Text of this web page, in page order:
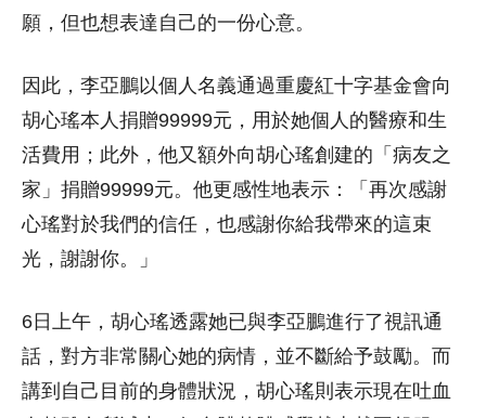
願，但也想表達自己的一份心意。
因此，李亞鵬以個人名義通過重慶紅十字基金會向
胡心瑤本人捐贈99999元，用於她個人的醫療和生
活費用；此外，他又額外向胡心瑤創建的「病友之
家」捐贈99999元。他更感性地表示：「再次感謝
心瑤對於我們的信任，也感謝你給我帶來的這束
光，謝謝你。」
6日上午，胡心瑤透露她已與李亞鵬進行了視訊通
話，對方非常關心她的病情，並不斷給予鼓勵。而
講到自己目前的身體狀況，胡心瑤則表示現在吐血